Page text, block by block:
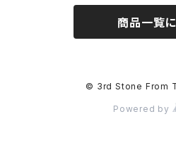
商品一覧
© 3rd Stone From
Powered by